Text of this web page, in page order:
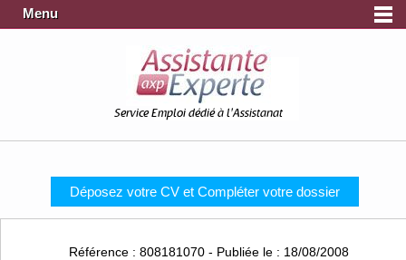
Menu
Service Emploi dédié à l'Assistanat
Déposez votre CV et Compléter votre dossier
Référence : 808181070 - Publiée le : 18/08/2008